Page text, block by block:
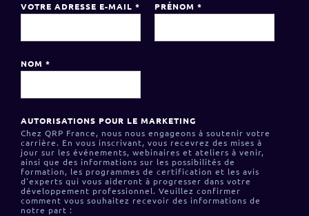
VOTRE ADRESSE E-MAIL * PRÉNOM *
NOM *
AUTORISATIONS POUR LE MARKETING
Chez QRP France, nous nous engageons à soutenir votre
carrière. En vous inscrivant, vous recevrez des mises à
jour sur les événements, webinaires et ateliers à venir,
ainsi que des informations sur les possibilités de
formation, les programmes de certification et les avis
d'experts qui vous aideront à progresser dans votre
développement professionnel. Veuillez confirmer
comment vous souhaitez recevoir des informations de
notre part :